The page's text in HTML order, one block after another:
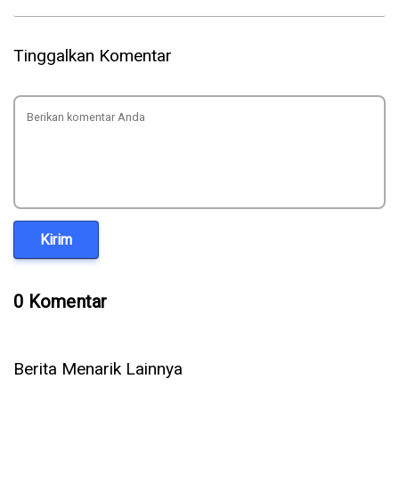
Tinggalkan Komentar
Kirim
0 Komentar
Berita Menarik Lainnya